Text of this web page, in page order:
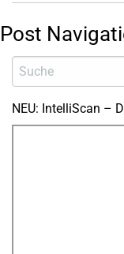
Post
NEU: IntelliScan –